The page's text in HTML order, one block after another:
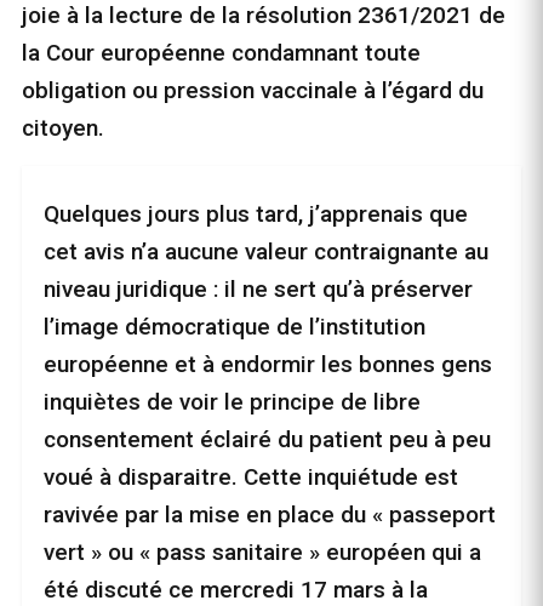
joie à la lecture de la résolution 2361/2021 de
la Cour européenne condamnant toute
obligation ou pression vaccinale à l’égard du
citoyen.
Quelques jours plus tard, j’apprenais que
cet avis n’a aucune valeur contraignante au
niveau juridique : il ne sert qu’à préserver
l’image démocratique de l’institution
européenne et à endormir les bonnes gens
inquiètes de voir le principe de libre
consentement éclairé du patient peu à peu
voué à disparaitre. Cette inquiétude est
ravivée par la mise en place du « passeport
vert » ou « pass sanitaire » européen qui a
été discuté ce mercredi 17 mars à la